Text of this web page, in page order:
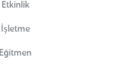
Etkinlik
İşletme
Eğitmen